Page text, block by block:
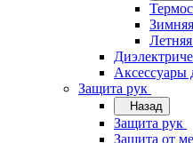
Аксессуары
Защита рук
Назад
Защита рук
Защита от